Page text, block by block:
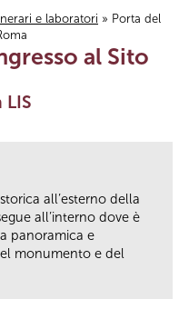
e laboratori » Porta del
al Sito
LIS
all’esterno della
all’interno dove è
panoramica e
monumento e del